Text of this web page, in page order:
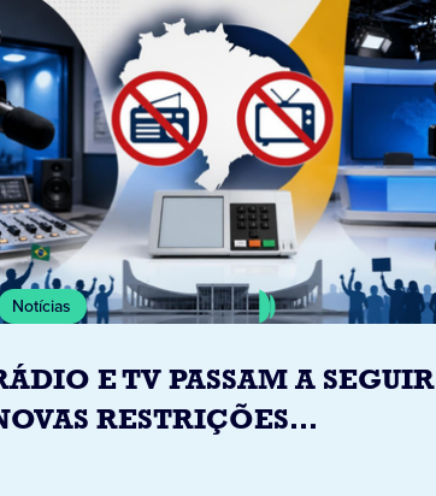
Notícias
E TV PASSAM A SEGUIR
RESTRIÇÕES